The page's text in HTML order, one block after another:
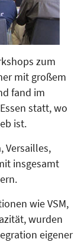
zum
mit großem
fand im
statt, wo
ist.
Versailles,
insgesamt
wie VSM,
wurden
eigener